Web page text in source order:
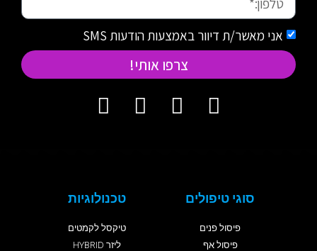
אני מאשר/ת דיוור באמצעות הודעות SMS
צרפו אותי!
סוגי טיפולים
פיסול פנים
פיסול אף
טכנולוגיות
טיקסל לקמטים
ליזר HYBRID